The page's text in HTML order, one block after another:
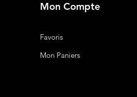
Mon Compte
Favoris
Mon Paniers